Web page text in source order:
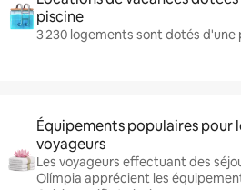
piscine
3 230 logements sont dotés d'une
Équipements populaires pour
voyageurs
Les voyageurs effectuant des
Olímpia apprécient les